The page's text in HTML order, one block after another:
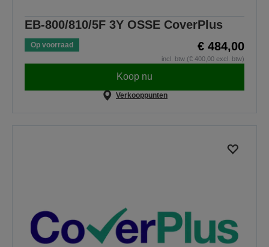
EB-800/810/5F 3Y OSSE CoverPlus
Op voorraad € 484,00
incl. btw (€ 400,00 excl. btw)
Koop nu
Verkooppunten